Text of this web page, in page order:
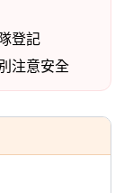
登記
注意安全